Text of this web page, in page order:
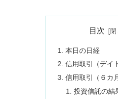
目次
本日の日経
信用取引（デイ
信用取引（６カ
投資信託の結